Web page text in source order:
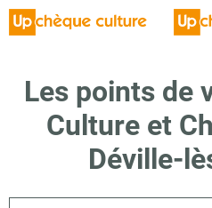
Les points de
Culture et
Déville-